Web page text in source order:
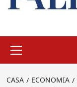
principale
CASA ECONOMIA